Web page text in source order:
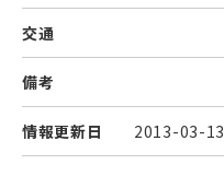
交通
備考
情報更新日 2013-03-13